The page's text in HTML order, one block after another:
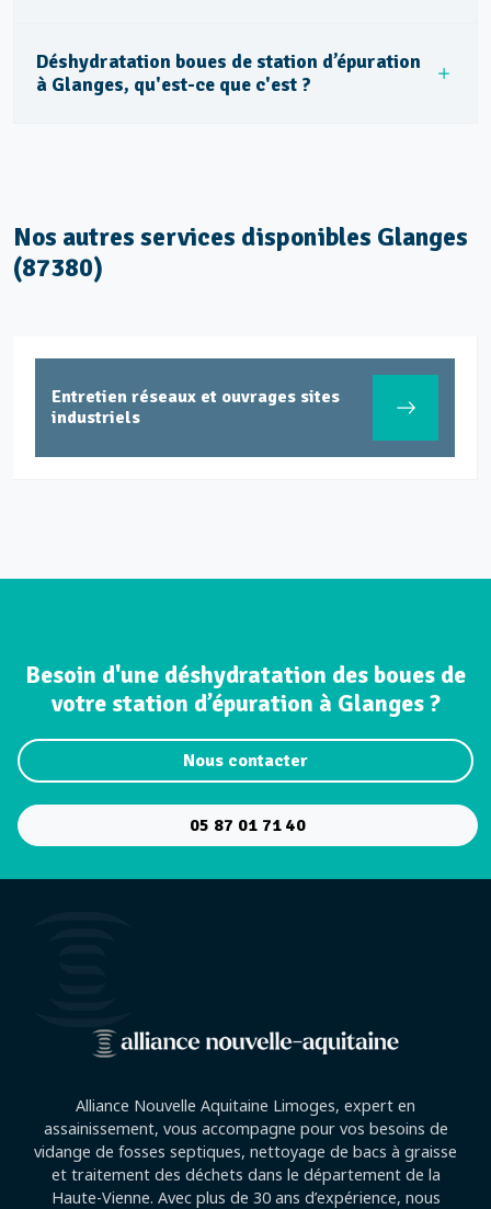
Déshydratation boues de station d’épuration
à Glanges, qu'est-ce que c'est ?
Nos autres services disponibles Glanges
(87380)
Entretien réseaux et ouvrages sites
industriels
Besoin d'une déshydratation des boues de
votre station d’épuration à Glanges ?
Nous contacter
05 87 01 71 40
Alliance Nouvelle Aquitaine Limoges, expert en
assainissement, vous accompagne pour vos besoins de
vidange de fosses septiques, nettoyage de bacs à graisse
et traitement des déchets dans le département de la
Haute-Vienne. Avec plus de 30 ans d’expérience, nous